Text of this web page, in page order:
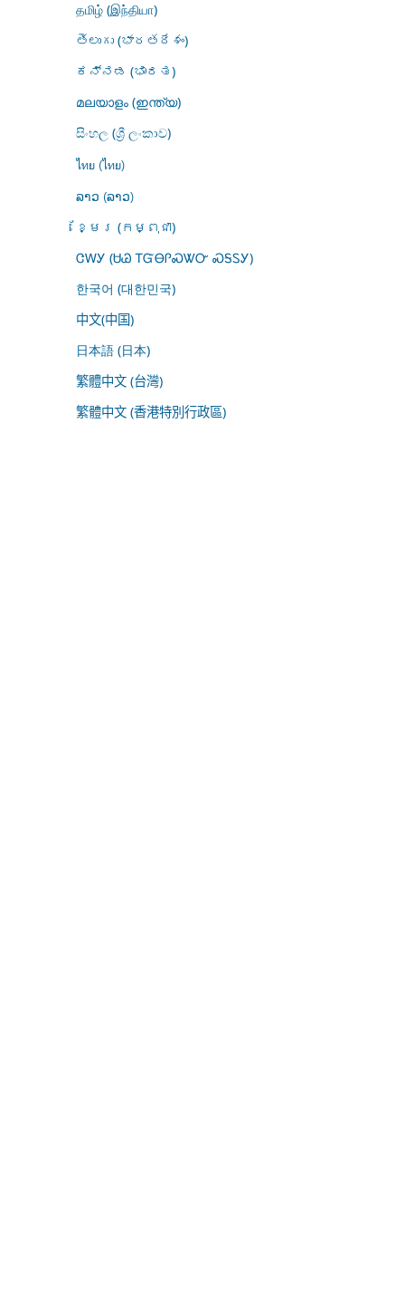
தமிழ் (இந்தியா)
తెలుగు (భారతదేశం)
ಕನ್ನಡ (ಭಾರತ)
മലയാളം (ഇന്ത്യ)
සිංහල (ශ්‍රී ලංකාව)
ไทย (ไทย)
ລາວ (ລາວ)
ខ្មែរ (កម្ពុជា)
ᏣᎳᎩ (ᏌᏊ ᎢᏳᎾᎵᏍᏔᏅ ᏍᎦᏚᎩ)
한국어 (대한민국)
中文(中国)
日本語 (日本)
繁體中文 (台灣)
繁體中文 (香港特別行政區)